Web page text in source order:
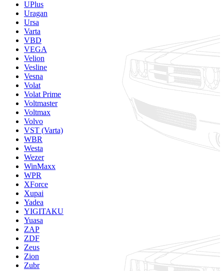
UPlus
Uragan
Ursa
Varta
VBD
VEGA
Velion
Vesline
Vesna
Volat
Volat Prime
Voltmaster
Voltmax
Volvo
VST (Varta)
WBR
Westa
Wezer
WinMaxx
WPR
XForce
Xupai
Yadea
YIGITAKU
Yuasa
ZAP
ZDF
Zeus
Zion
Zubr